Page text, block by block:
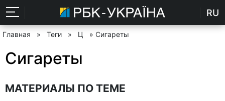
RU
Главная » Теги » Ц » Сигареты
Сигареты
МАТЕРИАЛЫ ПО ТЕМЕ